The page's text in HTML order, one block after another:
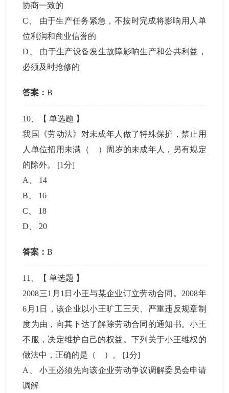
协商一致的
C
由于生产任务紧急，不按时完成将影响用人单
位利润和商业信誉的
D
由于生产设备发生故障影响生产和公共利益，
必须及时抢修的
答案：B
10 、【单选题 】
我国《劳动法》对未成年人做了特殊保护，禁止用
人单位招用未满（ ）周岁的未成年人，另有规定
的除外。 [1分]
A
14
B
16
C
18
D
20
答案：B
11 、【单选题 】
2008三1月1日小王与某企业订立劳动合同。2008年
6月1日，该企业以小王旷工三天、严重违反规章制
度为由，向其下达了解除劳动合同的通知书。小王
不服，决定维护自己的权益。下列关于小王维权的
做法中，正确的是（ ）。 [1分]
A
、小王必须先向该企业劳动争议调解委员会申请
调解